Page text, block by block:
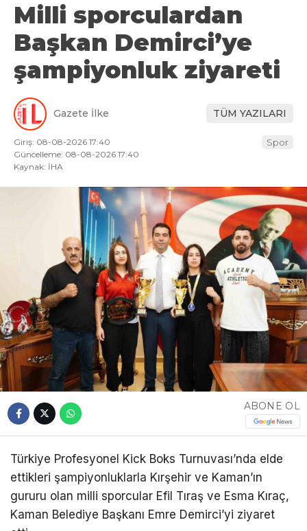
Milli sporculardan
Başkan Demirci’ye
şampiyonluk ziyareti
Gazete İlke TÜM YAZILARI
Giriş: 08-08-2026 17:40
Güncelleme: 08-08-2026 17:40
Kaynak: İHA
Spor
ABONE OL
Türkiye Profesyonel Kick Boks Turnuvası’nda elde
ettikleri şampiyonluklarla Kırşehir ve Kaman’ın
gururu olan milli sporcular Efil Tıraş ve Esma Kıraç,
Kaman Belediye Başkanı Emre Demirci’yi ziyaret